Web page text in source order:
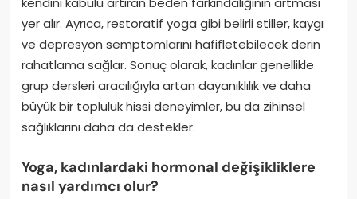
yer alır. Ayrıca, restoratif yoga gibi belirli stiller, kaygı
ve depresyon semptomlarını hafifletebilecek derin
rahatlama sağlar. Sonuç olarak, kadınlar genellikle
grup dersleri aracılığıyla artan dayanıklılık ve daha
büyük bir topluluk hissi deneyimler, bu da zihinsel
sağlıklarını daha da destekler.
Yoga, kadınlardaki hormonal değişikliklere
nasıl yardımcı olur?